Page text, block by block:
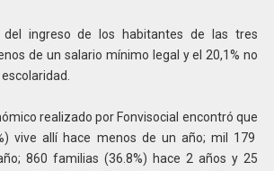
ingreso de los habitantes de las tres
de un salario mínimo legal y el 20,1% no
realizado por Fonvisocial encontró que
vive allí hace menos de un año; mil 179
860 familias (36.8%) hace 2 años y 25